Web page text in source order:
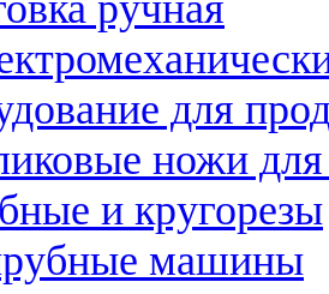
для
ножи для
и кругорезы
машины